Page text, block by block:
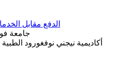
الدفع مقابل
© 2009-2023
أكاديمية نيجني نوفغورود